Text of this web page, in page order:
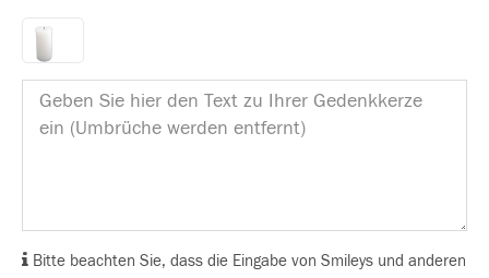
Bitte beachten Sie, dass die Eingabe von Smileys und anderen